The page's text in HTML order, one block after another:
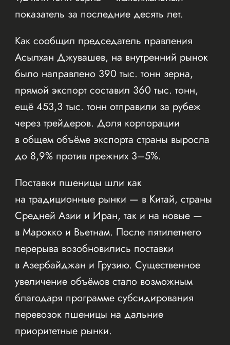
показатель за последние десять лет.
Как сообщил председатель правления
Асылхан Джувашев, на внутренний рынок
было направлено 390 тыс. тонн зерна,
прямой экспорт составил 360 тыс. тонн,
ещё 453,3 тыс. тонн отправили за рубеж
через трейдеров. Доля корпорации
в общем объёме экспорта страны выросла
до 8,9% против прежних 3–5%.
Поставки пшеницы шли как
на традиционные рынки — в Китай, страны
Средней Азии и Иран, так и на новые —
в Марокко и Вьетнам. После пятилетнего
перерыва возобновились поставки
в Азербайджан и Грузию. Существенное
увеличение объёмов стало возможным
благодаря программе субсидирования
перевозок пшеницы на дальние
приоритетные рынки.